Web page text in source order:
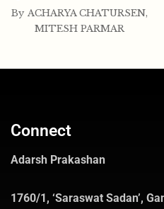
By ACHARYA CHATURSEN,
MITESH PARMAR
Connect
Adarsh Prakashan
1760/1, ‘Saraswat Sadan’,